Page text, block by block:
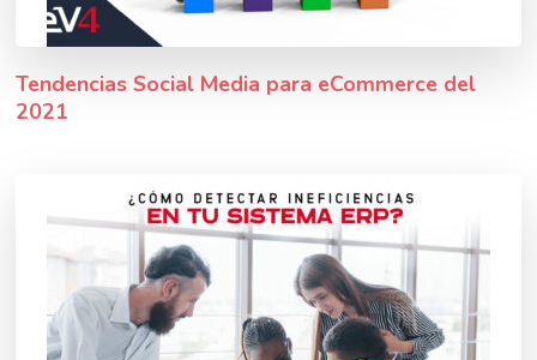
Tendencias Social Media para eCommerce del
2021